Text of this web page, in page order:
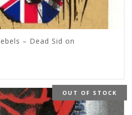
– Dead Sid on
OUT OF STOCK